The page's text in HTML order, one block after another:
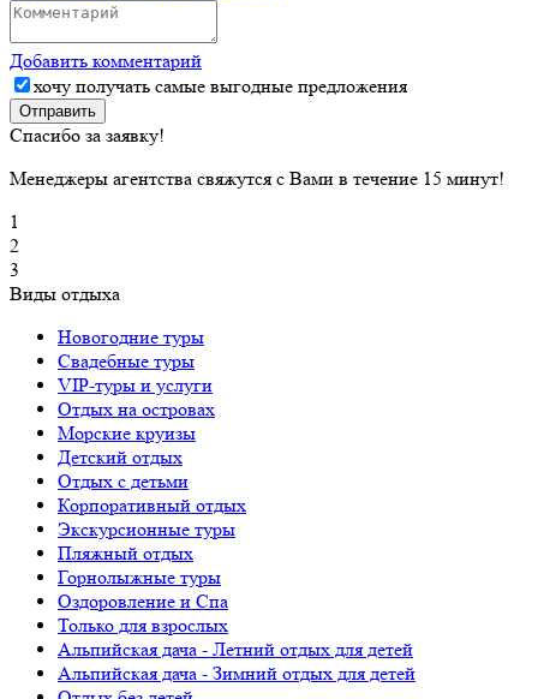
Добавить комментарий
хочу получать самые выгодные предложения
Отправить
Спасибо за заявку!
Менеджеры агентства свяжутся с Вами в течение 15 минут!
1
2
3
Виды отдыха
Новогодние туры
Свадебные туры
VIP-туры и услуги
Отдых на островах
Морские круизы
Детский отдых
Отдых с детьми
Корпоративный отдых
Экскурсионные туры
Пляжный отдых
Горнолыжные туры
Оздоровление и Спа
Только для взрослых
Альпийская дача - Летний отдых для детей
Альпийская дача - Зимний отдых для детей